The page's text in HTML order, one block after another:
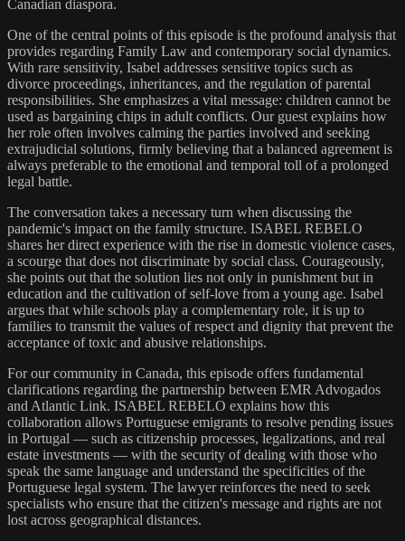
Canadian diaspora.
One of the central points of this episode is the profound analysis that
provides regarding Family Law and contemporary social dynamics.
With rare sensitivity, Isabel addresses sensitive topics such as
divorce proceedings, inheritances, and the regulation of parental
responsibilities. She emphasizes a vital message: children cannot be
used as bargaining chips in adult conflicts. Our guest explains how
her role often involves calming the parties involved and seeking
extrajudicial solutions, firmly believing that a balanced agreement is
always preferable to the emotional and temporal toll of a prolonged
legal battle.
The conversation takes a necessary turn when discussing the
pandemic's impact on the family structure. ISABEL REBELO
shares her direct experience with the rise in domestic violence cases,
a scourge that does not discriminate by social class. Courageously,
she points out that the solution lies not only in punishment but in
education and the cultivation of self-love from a young age. Isabel
argues that while schools play a complementary role, it is up to
families to transmit the values of respect and dignity that prevent the
acceptance of toxic and abusive relationships.
For our community in Canada, this episode offers fundamental
clarifications regarding the partnership between EMR Advogados
and Atlantic Link. ISABEL REBELO explains how this
collaboration allows Portuguese emigrants to resolve pending issues
in Portugal — such as citizenship processes, legalizations, and real
estate investments — with the security of dealing with those who
speak the same language and understand the specificities of the
Portuguese legal system. The lawyer reinforces the need to seek
specialists who ensure that the citizen's message and rights are not
lost across geographical distances.